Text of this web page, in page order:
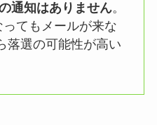
通知はありません。
てもメールが来な
落選の可能性が高い